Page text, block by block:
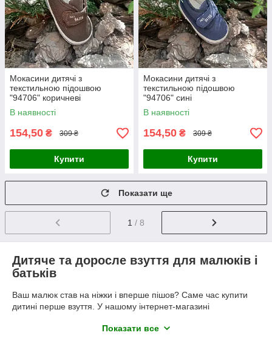
Мокасини дитячі з
текстильною підошвою
"94706" коричневі
В наявності
154,50 ₴ 309 ₴
Купити
Мокасини дитячі з
текстильною підошвою
"94706" сині
В наявності
154,50 ₴ 309 ₴
Купити
Показати ще
1 / 8
Дитяче та доросле взуття для малюків і
батьків
Ваш малюк став на ніжки і вперше пішов? Саме час купити
дитині перше взуття. У нашому інтернет-магазині
школи, а також модні колекції для школярів до 14 років.
Показати все